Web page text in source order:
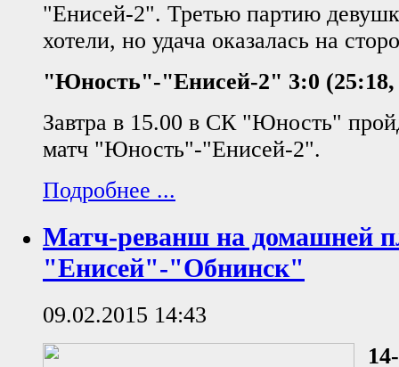
"Енисей-2". Третью партию
хотели, но удача оказалась на
"Юность"-"Енисей-2" 3:0 (25:18,
Завтра в 15.00 в СК "Юность"
матч "Юность"-"Енисей-2".
Подробнее ...
Матч-реванш на домашней
"Енисей"-"Обнинск"
09.02.2015 14:43